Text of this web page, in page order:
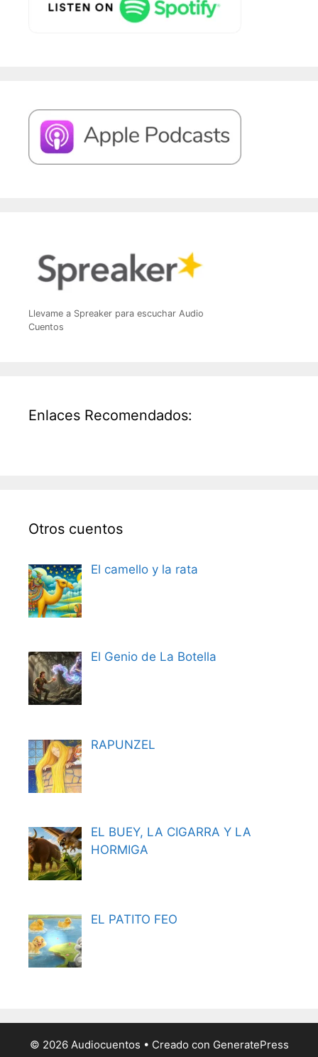
Llevame a Spreaker para escuchar Audio
Cuentos
Enlaces Recomendados:
Otros cuentos
El camello y la rata
El Genio de La Botella
RAPUNZEL
EL BUEY, LA CIGARRA Y LA
HORMIGA
EL PATITO FEO
© 2026 Audiocuentos • Creado con GeneratePress